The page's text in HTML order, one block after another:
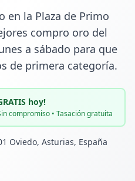
en la Plaza de Primo
compro oro del
a sábado para que
de primera categoría.
hoy!
compromiso • Tasación gratuita
Oviedo, Asturias, España